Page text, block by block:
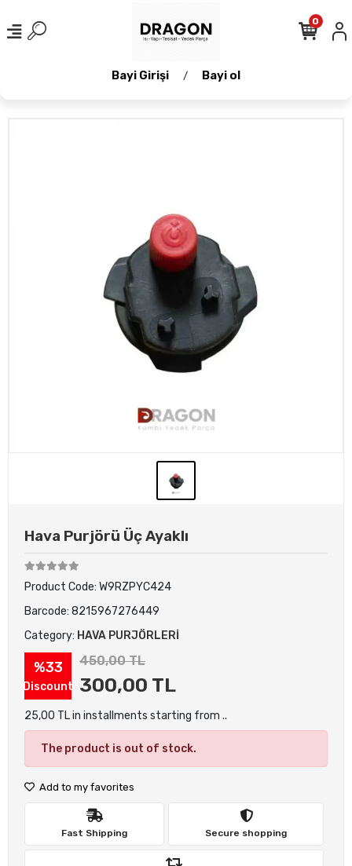
Bayi Girişi / Bayi ol
0
Hava Purjörü Üç Ayaklı
Product Code: W9RZPYC424
Barcode: 8215967276449
Category: HAVA PURJÖRLERİ
%33
Discount
450,00 TL
300,00 TL
25,00 TL in installments starting from ..
The product is out of stock.
Add to my favorites
Fast Shipping Secure shopping